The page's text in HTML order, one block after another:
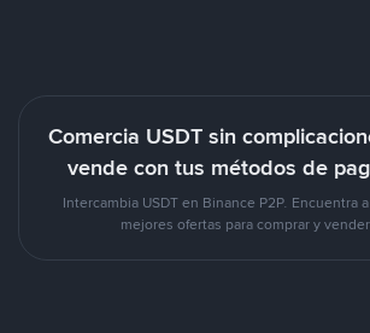
Comercia USDT sin
vende con tus métodos de
Intercambia USDT en Binance P2P. Encuentra
mejores ofertas para comprar y